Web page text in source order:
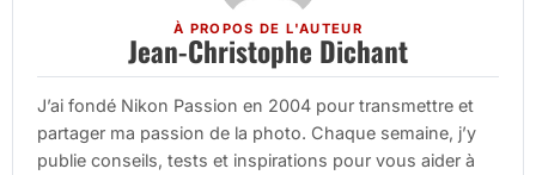
À PROPOS DE L'AUTEUR
Jean-Christophe Dichant
J’ai fondé Nikon Passion en 2004 pour transmettre et
partager ma passion de la photo. Chaque semaine, j’y
publie conseils, tests et inspirations pour vous aider à